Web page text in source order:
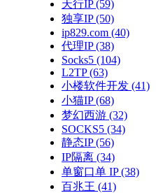
天行IP(59)
独享IP(50)
ip829.com (40)
代理IP(38)
Socks5 (104)
L2TP(63)
小楼软件开发 (41)
小猫IP(68)
梦幻西游 (32)
SOCKS5 (34)
静态IP(56)
IP隔离 (34)
单窗口单 IP(38)
百兆王 (41)